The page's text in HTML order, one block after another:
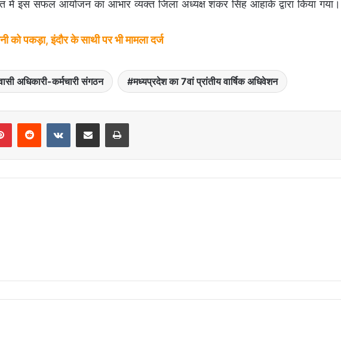
इस सफल आयोजन का आभार व्यक्त जिला अध्यक्ष शंकर सिंह आहाके द्वारा किया गया।
पकड़ा, इंदौर के साथी पर भी मामला दर्ज
अधिकारी-कर्मचारी संगठन मध्यप्रदेश का 7वां प्रांतीय वार्षिक अधिवेशन